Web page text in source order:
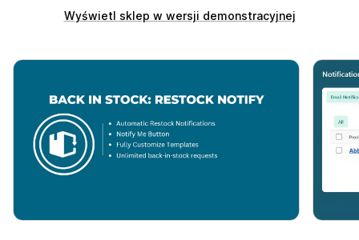
Wyświetl sklep w wersji demonstracyjnej